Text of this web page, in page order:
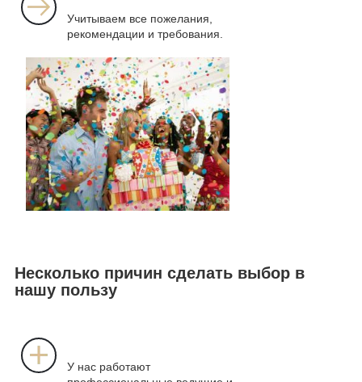
Учитываем все пожелания,
рекомендации и требования.
Несколько причин сделать выбор в
нашу пользу
У нас работают